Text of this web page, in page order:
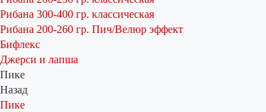
Рибана 300-400 гр. классическая
Рибана 200-260 гр. Пич/Велюр эффект
Бифлекс
Джерси и лапша
Пике
Назад
Пике